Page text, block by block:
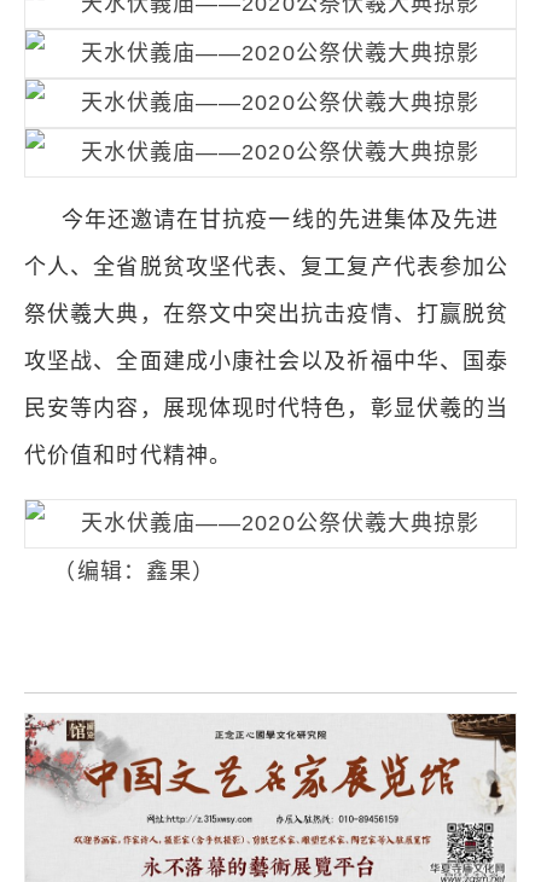
今年还邀请在甘抗疫一线的先进集体及先进
个人、全省脱贫攻坚代表、复工复产代表参加公
祭伏羲大典，在祭文中突出抗击疫情、打赢脱贫
攻坚战、全面建成小康社会以及祈福中华、国泰
民安等内容，展现体现时代特色，彰显伏羲的当
代价值和时代精神。
（编辑：鑫果）